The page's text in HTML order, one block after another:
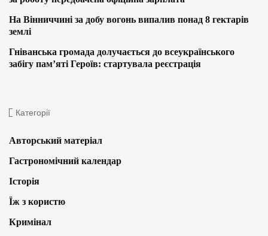
На Вінниччині за добу вогонь випалив понад 8 гектарів
землі
Гніванська громада долучається до всеукраїнського
забігу пам’яті Героїв: стартувала реєстрація
Категорії
Авторський матеріал
Гастрономічний календар
Історія
Їж з користю
Кримінал